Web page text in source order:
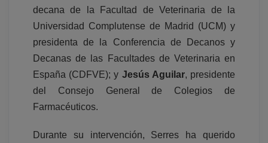
decana de la Facultad de Veterinaria de la
Universidad Complutense de Madrid (UCM) y
presidenta de la Conferencia de Decanos y
Decanas de las Facultades de Veterinaria en
España (CDFVE); y Jesús Aguilar, presidente
del Consejo General de Colegios de
Farmacéuticos.
Durante su intervención, Serres ha querido